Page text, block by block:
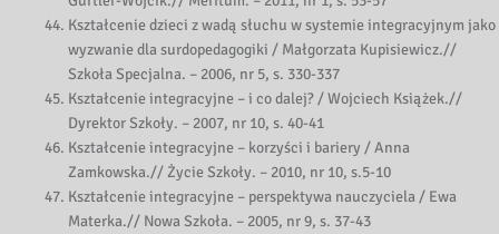
Kształcenie dzieci z wadą słuchu w systemie integracyjnym jako
wyzwanie dla surdopedagogiki / Małgorzata Kupisiewicz.//
Szkoła Specjalna. – 2006, nr 5, s. 330-337
Kształcenie integracyjne – i co dalej? / Wojciech Książek.//
Dyrektor Szkoły. – 2007, nr 10, s. 40-41
Kształcenie integracyjne – korzyści i bariery / Anna
Zamkowska.// Życie Szkoły. – 2010, nr 10, s.5-10
Kształcenie integracyjne – perspektywa nauczyciela / Ewa
Materka.// Nowa Szkoła. – 2005, nr 9, s. 37-43